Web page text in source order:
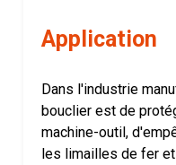
Application
Dans l'industrie
bouclier est de
machine-outil,
les limailles de fer